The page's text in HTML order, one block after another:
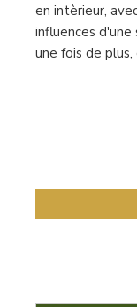
en intèrieur,
influences
une fois de